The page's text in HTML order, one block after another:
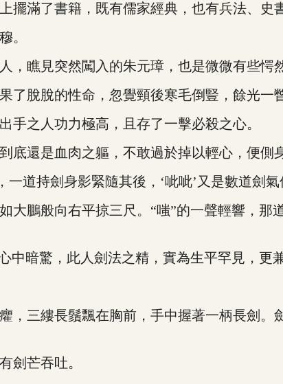
滿了書籍，既有儒家經典，也有兵法、史書
。
見突然闖入的朱元璋，也是微微有些愕然
脫脫的性命，忽覺頸後寒毛倒豎，餘光一
之人功力極高，且存了一擊必殺之心。
還是血肉之軀，不敢過於掉以輕心，便側
持劍身影緊隨其後，‘呲呲’又是數道劍氣
鵬般向右平掠三尺。“嗤”的一聲輕響，那
暗驚，此人劍法之精，實為生平罕見，更
三縷長鬚飄在胸前，手中握著一柄長劍。
芒吞吐。